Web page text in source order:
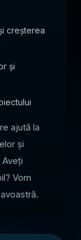
creșterea
și
ajută la
și
Vom